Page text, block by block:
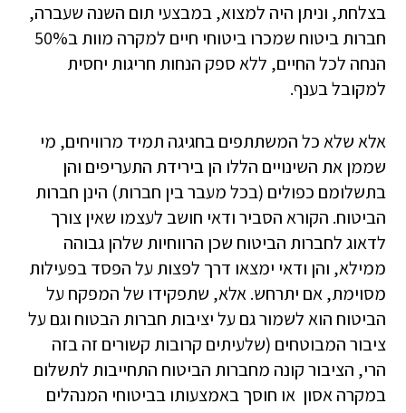
בצלחת, וניתן היה למצוא, במבצעי תום השנה שעברה,
חברות ביטוח שמכרו ביטוחי חיים למקרה מוות ב50%
הנחה לכל החיים, ללא ספק הנחות חריגות יחסית
למקובל בענף.
אלא שלא כל המשתתפים בחגיגה תמיד מרוויחים, מי
שממן את השינויים הללו הן בירידת התעריפים והן
בתשלומם כפולים (בכל מעבר בין חברות) הינן חברות
הביטוח. הקורא הסביר ודאי חושב לעצמו שאין צורך
לדאוג לחברות הביטוח שכן הרווחיות שלהן גבוהה
ממילא, והן ודאי ימצאו דרך לפצות על הפסד בפעילות
מסוימת, אם יתרחש. אלא, שתפקידו של המפקח על
הביטוח הוא לשמור גם על יציבות חברות הבטוח וגם על
ציבור המבוטחים (שלעיתים קרובות קשורים זה בזה
הרי, הציבור קונה מחברות הביטוח התחייבות לתשלום
במקרה אסון או חוסך באמצעותו בביטוחי המנהלים